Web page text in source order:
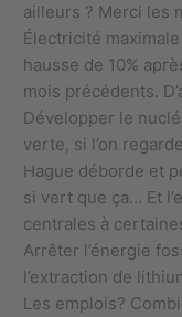
ailleurs ? Merci les
Électricité
hausse de 10%
mois précédents.
Développer le
verte, si l’on
Hague déborde et
si vert que ça… Et
centrales à
Arrêter l’énergie
l’extraction de
Les emplois?